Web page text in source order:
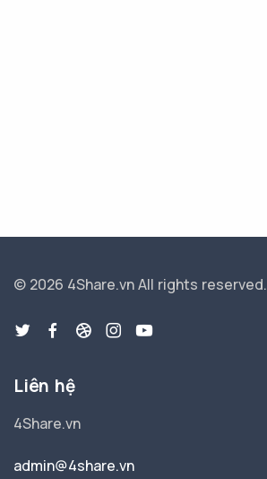
© 2026 4Share.vnAll rights reserved.
Liên hệ
4Share.vn
admin@4share.vn